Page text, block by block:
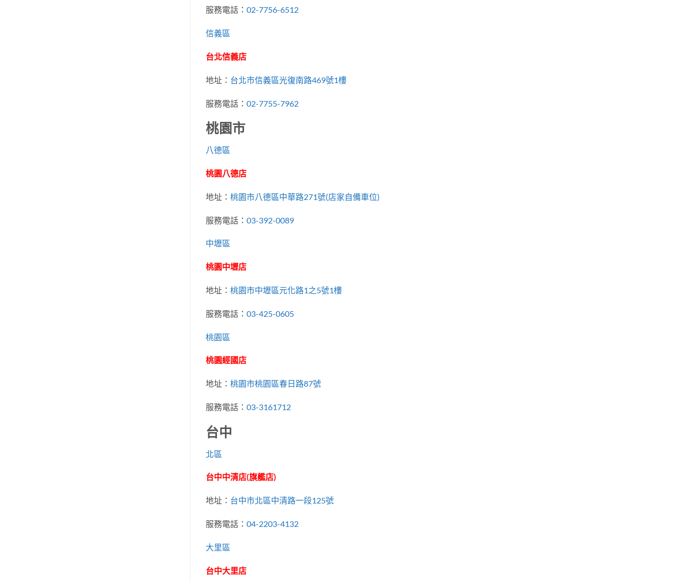
服務電話： 02-7756-6512
信義區
台北信義店
地址： 台北市信義區光復南路469號1樓
服務電話： 02-7755-7962
桃園市
八德區
桃園八德店
地址： 桃園市八德區中華路271號(店家自備車位)
服務電話： 03-392-0089
中壢區
桃園中壢店
地址： 桃園市中壢區元化路1之5號1樓
服務電話： 03-425-0605
桃園區
桃園經國店
地址： 桃園市桃園區春日路87號
服務電話： 03-3161712
台中
北區
台中中清店(旗艦店)
地址： 台中市北區中清路一段125號
服務電話： 04-2203-4132
大里區
台中大里店